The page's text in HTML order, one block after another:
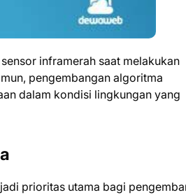
inframerah saat melakukan
pengembangan algoritma
dalam kondisi lingkungan yang
prioritas utama bagi